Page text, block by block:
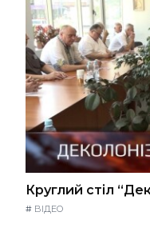
Круглий стіл
# ВІДЕО